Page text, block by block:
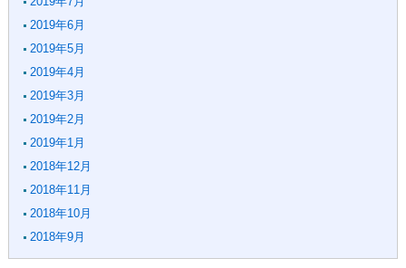
2019年6月
2019年5月
2019年4月
2019年3月
2019年2月
2019年1月
2018年12月
2018年11月
2018年10月
2018年9月